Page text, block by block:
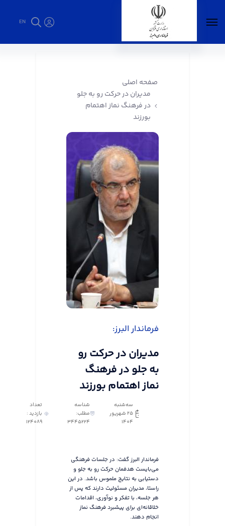
EN
صفحه اصلی
مدیران در حرکت رو به جلو
در فرهنگ نماز اهتمام
بورزند
فرماندار البرز:
مدیران در حرکت رو
به جلو در فرهنگ
نماز اهتمام بورزند
سه‌شنبه
25 شهریور
1404
شناسه
مطلب:
3445224
تعداد
بازدید :
124089
فرماندار البرز گفت: در جلسات فرهنگی
می‌بایست هدفمان حرکت رو به جلو و
دستیابی به نتایج ملموس باشد. در این
راستا، مدیران مسئولیت دارند که پس از
هر جلسه، با تفکر و نوآوری، اقدامات
خلاقانه‌ای برای پیشبرد فرهنگ نماز
انجام دهند.